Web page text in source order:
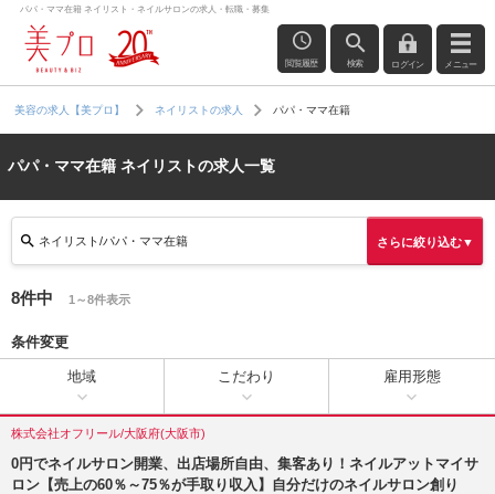
パパ・ママ在籍 ネイリスト・ネイルサロンの求人・転職・募集
閲覧履歴 検索 ログイン メニュー
美容の求人【美プロ】 ネイリストの求人 パパ・ママ在籍
パパ・ママ在籍 ネイリストの求人一覧
ネイリスト/パパ・ママ在籍 さらに絞り込む▼
8件中 1～8件表示
条件変更
地域 こだわり 雇用形態
株式会社オフリール/大阪府(大阪市)
0円でネイルサロン開業、出店場所自由、集客あり！ネイルアットマイサ
ロン【売上の60％～75％が手取り収入】自分だけのネイルサロン創り